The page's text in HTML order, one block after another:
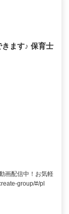
ます♪ 保育士
画配信中！お気軽
group/#/pl